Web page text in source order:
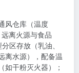
风仓库（温度
离火源与食品
区存放（乳油、
离水源），配备温
如干粉灭火器）；